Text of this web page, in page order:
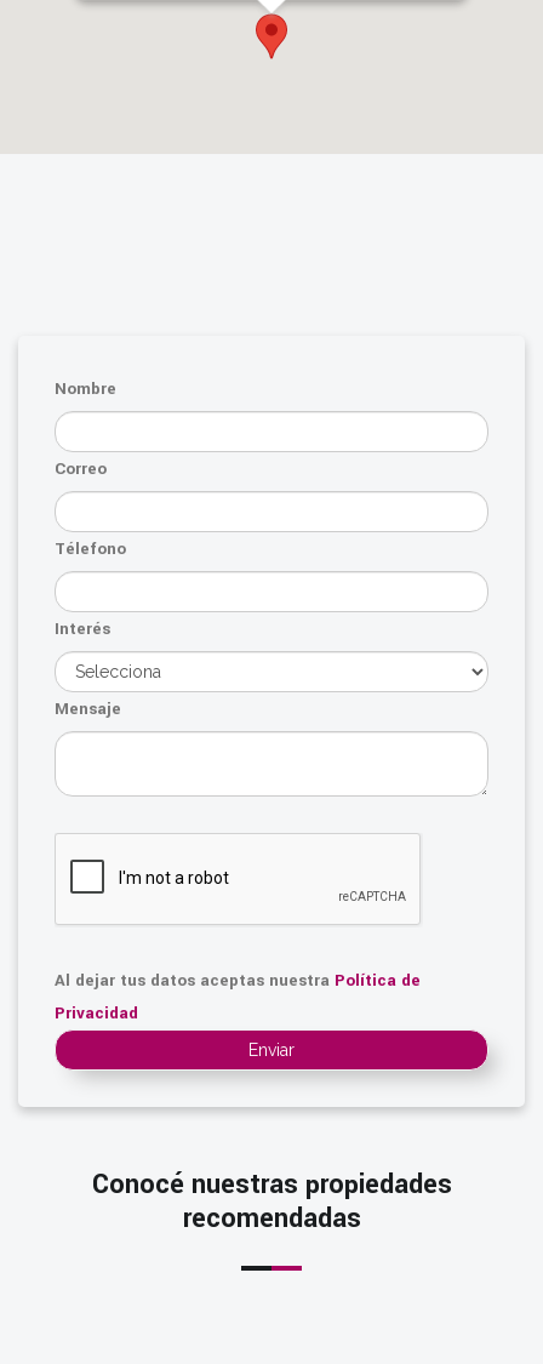
Nombre
Correo
Télefono
Interés
Mensaje
Al dejar tus datos aceptas nuestra Política de
Privacidad
Enviar
Conocé nuestras propiedades
recomendadas